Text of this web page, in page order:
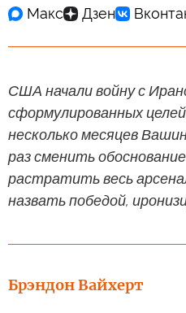
США начали войну с
сформулированных
несколько месяцев
раз сменить
растратить весь
назвать победой,
Брэндон Вайхерт